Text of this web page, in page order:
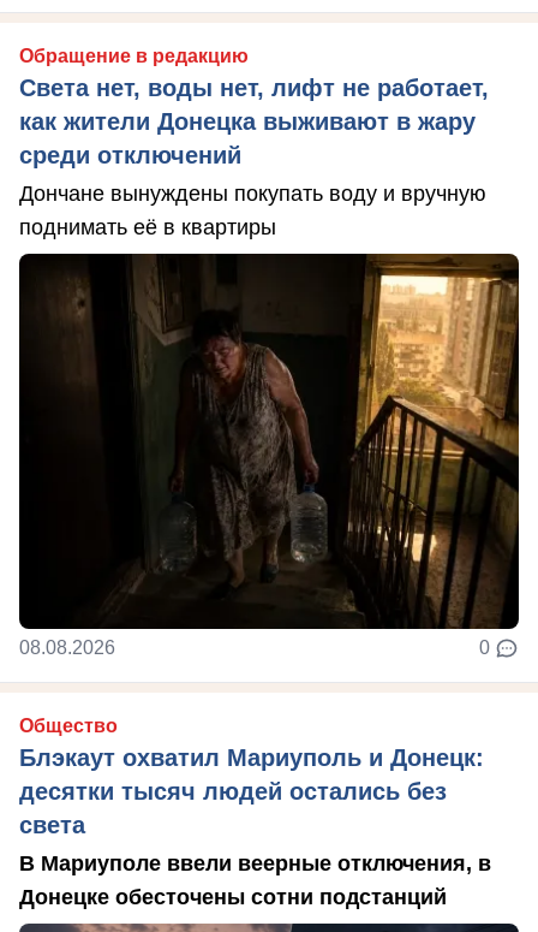
Обращение в редакцию
Света нет, воды нет, лифт не работает,
как жители Донецка выживают в жару
среди отключений
Дончане вынуждены покупать воду и вручную
поднимать её в квартиры
08.08.2026 0
Общество
Блэкаут охватил Мариуполь и Донецк:
десятки тысяч людей остались без
света
В Мариуполе ввели веерные отключения, в
Донецке обесточены сотни подстанций